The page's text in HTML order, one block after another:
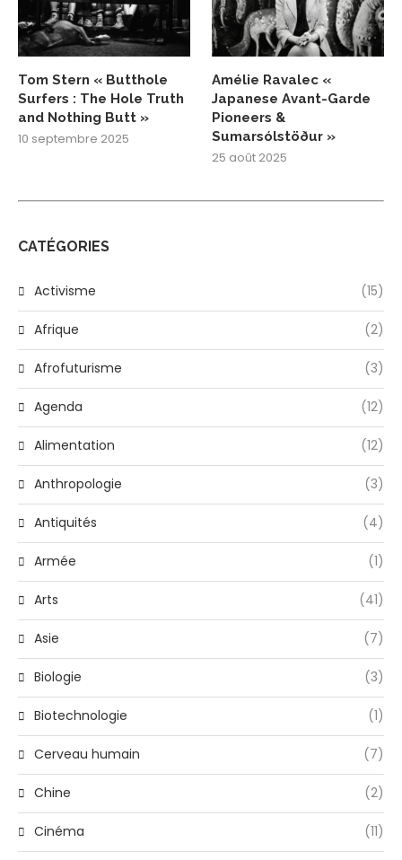
Tom Stern « Butthole
Surfers : The Hole Truth
and Nothing Butt »
10 septembre 2025
Amélie Ravalec «
Japanese Avant-Garde
Pioneers &
Sumarsólstöður »
25 août 2025
CATÉGORIES
Activisme (15)
Afrique (2)
Afrofuturisme (3)
Agenda (12)
Alimentation (12)
Anthropologie (3)
Antiquités (4)
Armée (1)
Arts (41)
Asie (7)
Biologie (3)
Biotechnologie (1)
Cerveau humain (7)
Chine (2)
Cinéma (11)